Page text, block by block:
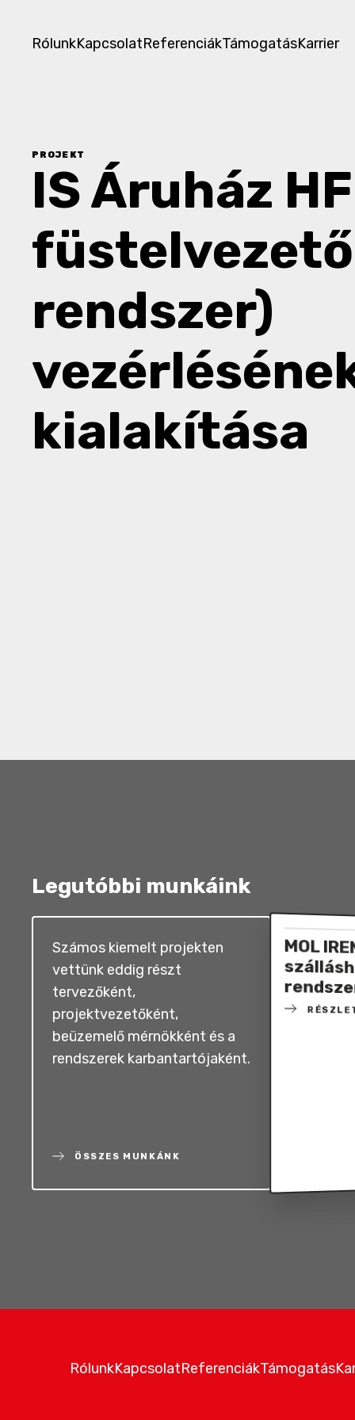
RólunkKapcsolatReferenciákTámogatásKarrier
PROJEKT
IS Áruház
füstelvezető
rendszer)
kialakítása
Legutóbbi munkáink
Számos kiemelt projekten
vettünk eddig részt
tervezőként,
projektvezetőként,
beüzemelő mérnökként és a
rendszerek karbantartójaként.
ÖSSZES MUNKÁNK
MOL
RólunkKapcsolatReferenciákTámogatás